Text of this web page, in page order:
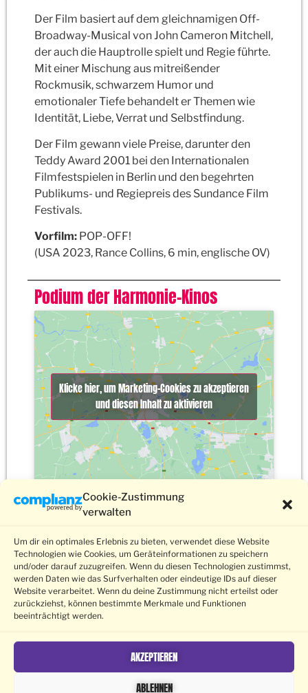
Cookie-Zustimmung
verwalten
Um dir ein optimales Erlebnis zu bieten, verwendet diese Website
Technologien wie Cookies, um Geräteinformationen zu speichern
und/oder darauf zuzugreifen. Wenn du diesen Technologien zustimmst,
werden Daten wie das Surfverhalten oder eindeutige IDs auf dieser
Website verarbeitet. Wenn du deine Zustimmung nicht erteilst oder
zurückziehst, können bestimmte Merkmale und Funktionen
beeinträchtigt werden.
AKZEPTIEREN
ABLEHNEN
Der Film basiert auf dem gleichnamigen Off-
Broadway-Musical von John Cameron Mitchell,
der auch die Hauptrolle spielt und Regie führte.
Mit einer Mischung aus mitreißender
Rockmusik, schwarzem Humor und
emotionaler Tiefe behandelt er Themen wie
Identität, Liebe, Verrat und Selbstfindung.
Der Film gewann viele Preise, darunter den
Teddy Award 2001 bei den Internationalen
Filmfestspielen in Berlin und den begehrten
Publikums- und Regiepreis des Sundance Film
Festivals.
Vorfilm: POP-OFF!
(USA 2023, Rance Collins, 6 min, englische OV)
Podium der Harmonie-Kinos
Klicke hier, um Marketing-Cookies zu akzeptieren
und diesen Inhalt zu aktivieren
Kontakt
Submissions
Barrierefreiheit
Impressum
Datenschutz
© 2026 Schwule Filmwoche Freiburg e.V.